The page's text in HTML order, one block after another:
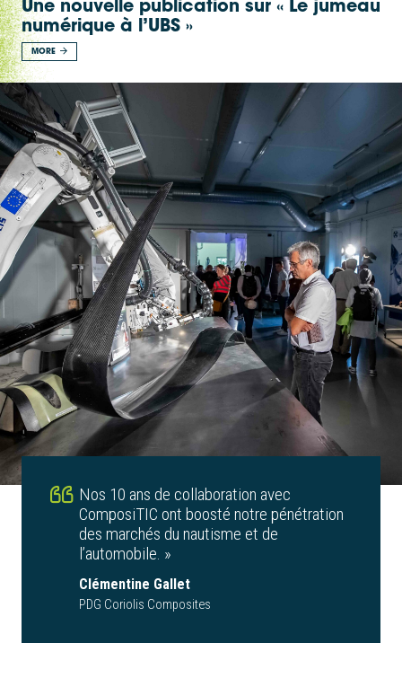
Une nouvelle publication sur « Le jumeau
numérique à l’UBS »
MORE
Nos 10 ans de collaboration avec
ComposiTIC ont boosté notre pénétration
des marchés du nautisme et de
l’automobile. »
Clémentine Gallet
PDG Coriolis Composites